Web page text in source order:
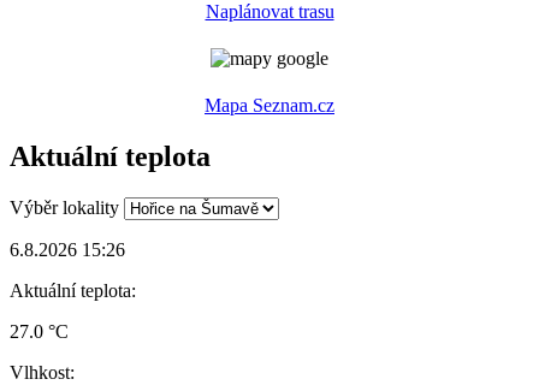
Naplánovat trasu
Mapa Seznam.cz
Aktuální teplota
Výběr lokality
6.8.2026 15:26
Aktuální teplota:
27.0 °C
Vlhkost: